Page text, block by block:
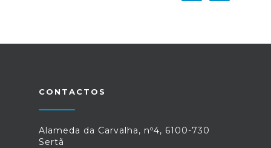
CONTACTOS
Alameda da Carvalha, nº4, 6100-730
Sertã